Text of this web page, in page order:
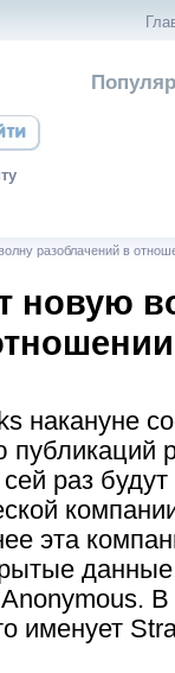
разоблачений в
новую
накануне
публикаций
раз будут
эта
Anonymous.
именует